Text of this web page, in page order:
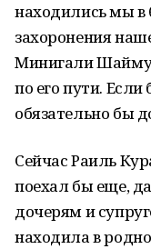
находились мы в
захоронения
Минигали
по его пути.
обязательно бы
Сейчас Раиль
поехал бы еще,
дочерям и
находила в